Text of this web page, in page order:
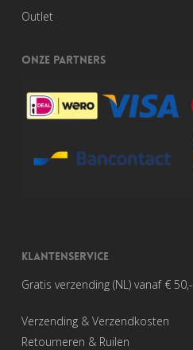
Outlet
ONZE PARTNERS
KLANTENSERVICE
Gratis verzending (NL) vanaf € 50,-
Verzending & Verzendkosten
Retourneren & Ruilen